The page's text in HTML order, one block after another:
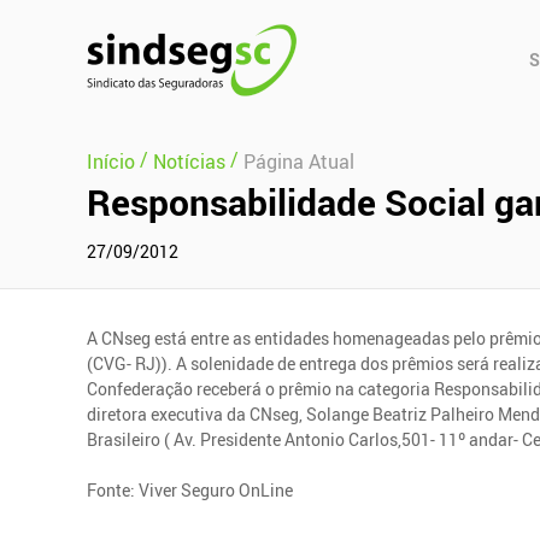
Início/ Notícias/ Página Atual
Responsabilidade Social
27/09/2012
A CNseg está entre as entidades homenageadas pelo
(CVG- RJ)). A solenidade de entrega dos prêmios será
Confederação receberá o prêmio na categoria
diretora executiva da CNseg, Solange Beatriz Palheiro
Brasileiro ( Av. Presidente Antonio Carlos,501- 11º andar-
Fonte: Viver Seguro OnLine